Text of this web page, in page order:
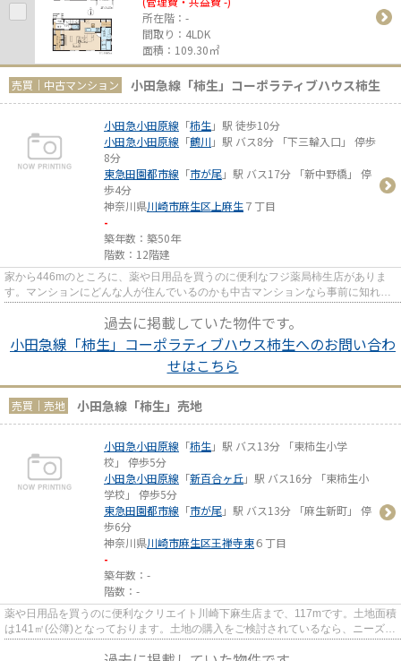
所在階：-
間取り：4LDK
面積：109.30㎡
売買｜中古マンション 小田急線「柿生」コーポラティブハウス柿生
小田急小田原線 「柿生」駅 徒歩10分
小田急小田原線 「鶴川 」駅 バス8分 「下三輪入口」 停歩
8分
東急田園都市線 「市が尾」駅 バス17分 「新中野橋」 停
歩4分
神奈川県川崎市麻生区 上麻生７丁目
-
築年数：築50年
階数：12階建
家から446mのところに、薬や日用品を買うのに便利なフジ薬局柿生店がありま
す。マンションにどんな人が住んでいるのかも中古マンションなら事前に知れま
過去に掲載していた物件です。
小田急線「柿生」コーポラティブハウス柿生へのお問い合わ
せはこちら
売買｜売地 小田急線「柿生」売地
小田急小田原線 「柿生」駅 バス13分 「東柿生小学
校」 停歩5分
小田急小田原線 「新百合ヶ丘」駅 バス16分 「東柿生小
学校」 停歩5分
東急田園都市線 「市が尾」駅 バス13分 「麻生新町」 停
歩6分
神奈川県川崎市麻生区王禅寺東６丁目
-
築年数：-
階数：-
薬や日用品を買うのに便利なクリエイト川崎下麻生店まで、117mです。土地面積
は141㎡(公簿)となっております。土地の購入をご検討されているなら、ニーズも